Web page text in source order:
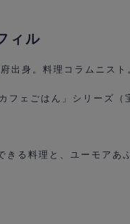
ィル
出身。料理コラムニスト
フェごはん」シリーズ
きる料理と、ユーモアあ